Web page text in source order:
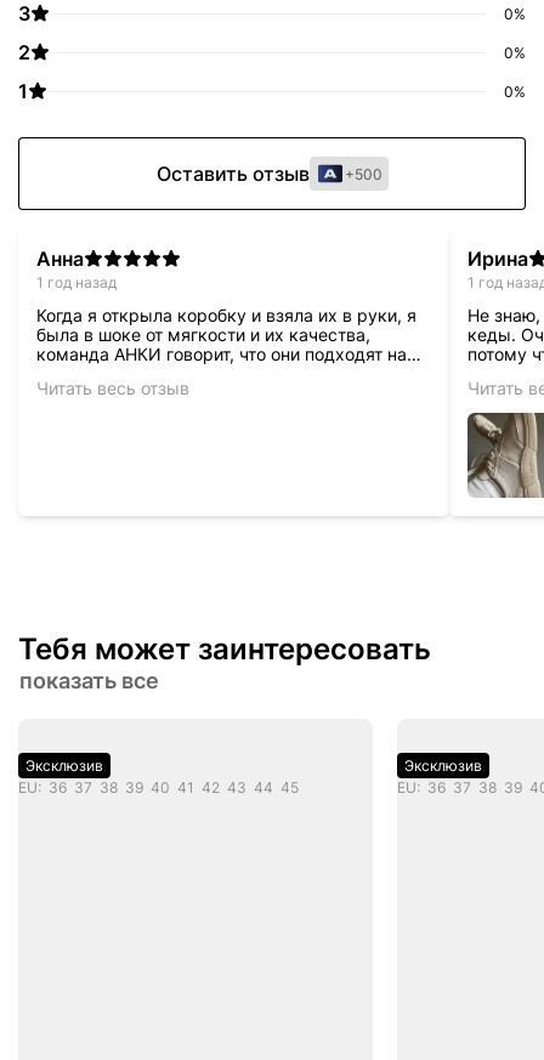
3 0%
2 0%
1 0%
Оставить отзыв +500
Анна
1 год назад
Когда я открыла коробку и взяла их в руки, я
была в шоке от мягкости и их качества,
команда АНКИ говорит, что они подходят на
Уже чем у моих мизуно, покрутив их в руках
Читать весь отзыв
Ирина
1 год
Не знаю,
кеды.
потому
Читать
Тебя может заинтересовать
показать все
Эксклюзив
EU: 36 37 38 39 40 41 42 43 44 45
Эксклюзив
EU: 36 37 38 39